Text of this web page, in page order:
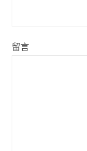
留言